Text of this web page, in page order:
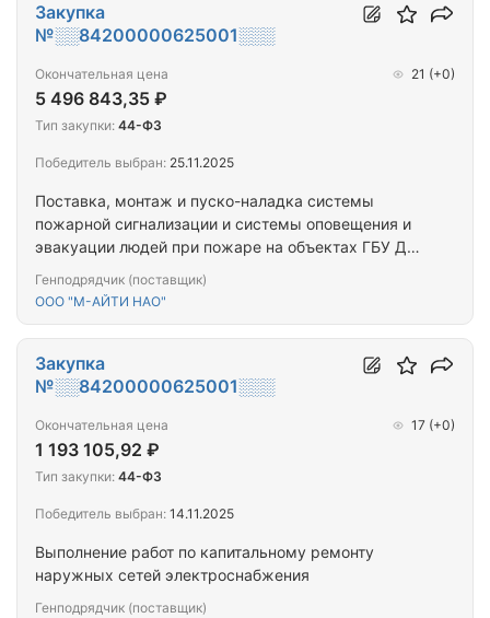
Поставка, монтаж и пуско-наладка системы
пожарной сигнализации и системы оповещения и
эвакуации людей при пожаре на объектах ГБУ ДО
Генподрядчик (поставщик)
ООО "М-АЙТИ НАО"
Закупка
№░░84200000625001░░░
Окончательная цена
5 496 843,35 ₽
21 (+0)
Тип закупки: 44-ФЗ
Победитель выбран: 25.11.2025
Выполнение работ по капитальному ремонту
наружных сетей электроснабжения
Генподрядчик (поставщик)
Закупка
№░░84200000625001░░░
Окончательная цена
1 193 105,92 ₽
17 (+0)
Тип закупки: 44-ФЗ
Победитель выбран: 14.11.2025